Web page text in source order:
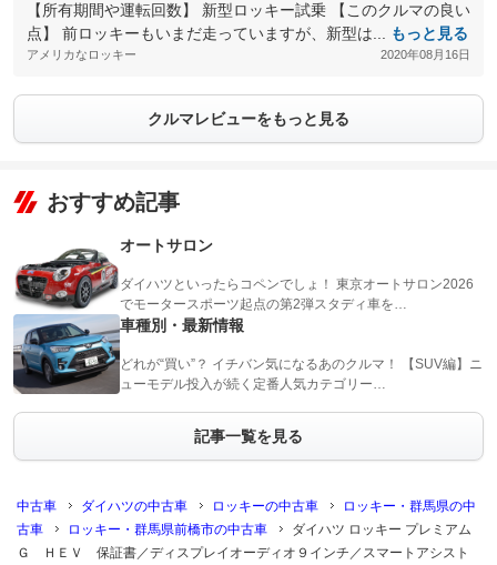
【所有期間や運転回数】 新型ロッキー試乗 【このクルマの良い
点】 前ロッキーもいまだ走っていますが、新型は...
もっと見る
アメリカなロッキー 2020年08月16日
クルマレビューをもっと見る
おすすめ記事
オートサロン
ダイハツといったらコペンでしょ！ 東京オートサロン2026
でモータースポーツ起点の第2弾スタディ車を…
車種別・最新情報
どれが“買い”？ イチバン気になるあのクルマ！ 【SUV編】ニ
ューモデル投入が続く定番人気カテゴリー…
記事一覧を見る
中古車 ダイハツの中古車 ロッキーの中古車
ロッキー・群馬県の中
古車
ロッキー・群馬県前橋市の中古車
ダイハツ ロッキー プレミアム
Ｇ ＨＥＶ 保証書／ディスプレイオーディオ９インチ／スマートアシスト